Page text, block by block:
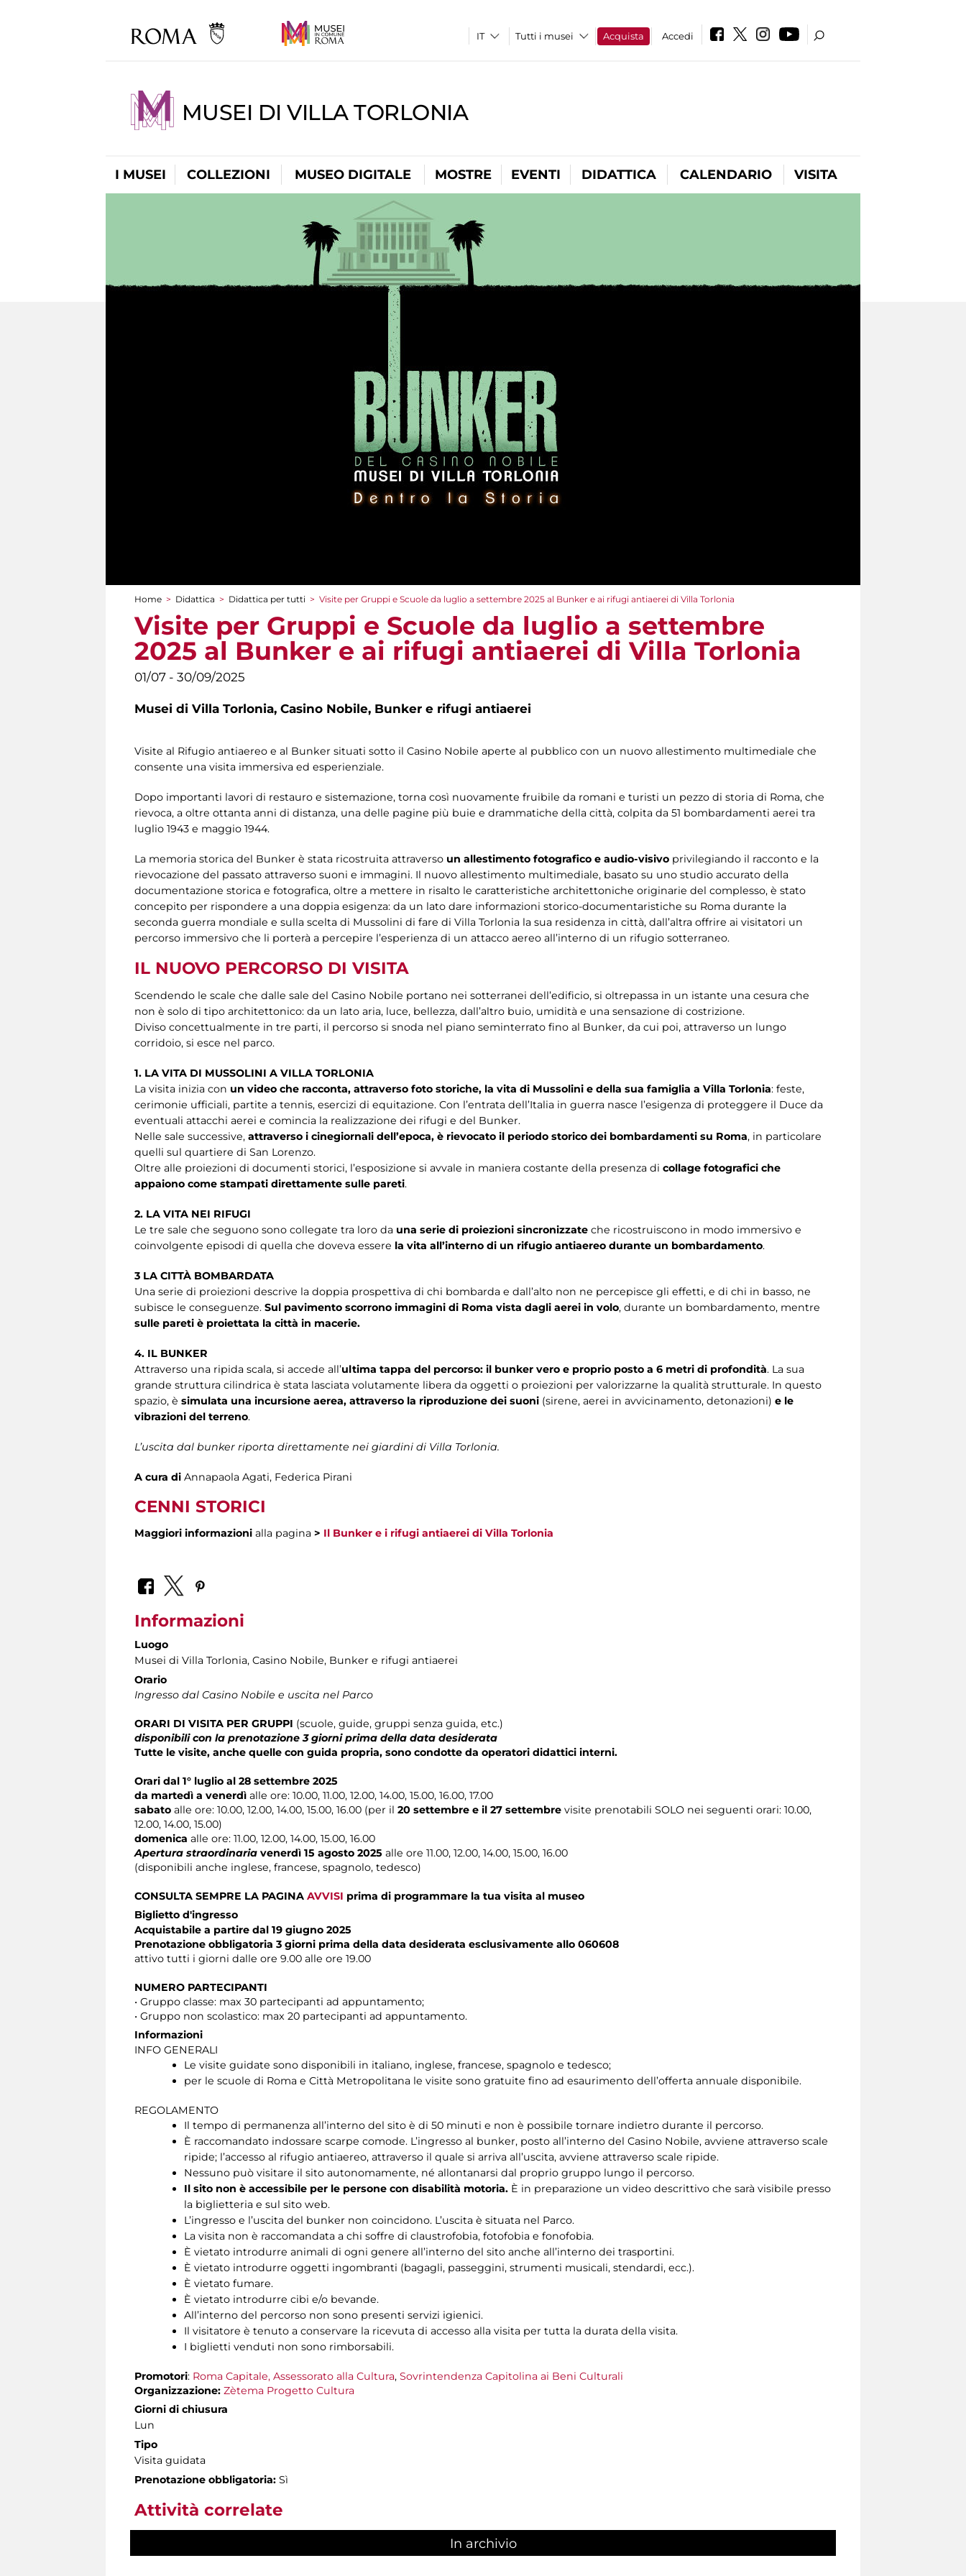
Tutti i musei Acquista Accedi
MUSEI DI VILLA TORLONIA
I MUSEI COLLEZIONI MUSEO DIGITALE MOSTRE EVENTI DIDATTICA CALENDARIO VISITA
Tu sei qui
Home > Didattica > Didattica per tutti > Visite per Gruppi e Scuole da luglio a settembre 2025 al Bunker e ai rifugi antiaerei di Villa Torlonia
Visite per Gruppi e Scuole da luglio a settembre
2025 al Bunker e ai rifugi antiaerei di Villa Torlonia
01/07 - 30/09/2025
Musei di Villa Torlonia, Casino Nobile, Bunker e rifugi antiaerei
Visite al Rifugio antiaereo e al Bunker situati sotto il Casino Nobile aperte al pubblico con un nuovo allestimento multimediale che
consente una visita immersiva ed esperienziale.
Dopo importanti lavori di restauro e sistemazione, torna così nuovamente fruibile da romani e turisti un pezzo di storia di Roma, che
rievoca, a oltre ottanta anni di distanza, una delle pagine più buie e drammatiche della città, colpita da 51 bombardamenti aerei tra
luglio 1943 e maggio 1944.
La memoria storica del Bunker è stata ricostruita attraverso un allestimento fotografico e audio-visivo privilegiando il racconto e la
rievocazione del passato attraverso suoni e immagini. Il nuovo allestimento multimediale, basato su uno studio accurato della
documentazione storica e fotografica, oltre a mettere in risalto le caratteristiche architettoniche originarie del complesso, è stato
concepito per rispondere a una doppia esigenza: da un lato dare informazioni storico-documentaristiche su Roma durante la
seconda guerra mondiale e sulla scelta di Mussolini di fare di Villa Torlonia la sua residenza in città, dall’altra offrire ai visitatori un
percorso immersivo che li porterà a percepire l’esperienza di un attacco aereo all’interno di un rifugio sotterraneo.
IL NUOVO PERCORSO DI VISITA
Scendendo le scale che dalle sale del Casino Nobile portano nei sotterranei dell’edificio, si oltrepassa in un istante una cesura che
non è solo di tipo architettonico: da un lato aria, luce, bellezza, dall’altro buio, umidità e una sensazione di costrizione.
Diviso concettualmente in tre parti, il percorso si snoda nel piano seminterrato fino al Bunker, da cui poi, attraverso un lungo
corridoio, si esce nel parco.
1. LA VITA DI MUSSOLINI A VILLA TORLONIA
La visita inizia con un video che racconta, attraverso foto storiche, la vita di Mussolini e della sua famiglia a Villa Torlonia: feste,
cerimonie ufficiali, partite a tennis, esercizi di equitazione. Con l’entrata dell’Italia in guerra nasce l’esigenza di proteggere il Duce da
eventuali attacchi aerei e comincia la realizzazione dei rifugi e del Bunker.
Nelle sale successive, attraverso i cinegiornali dell’epoca, è rievocato il periodo storico dei bombardamenti su Roma, in particolare
quelli sul quartiere di San Lorenzo.
Oltre alle proiezioni di documenti storici, l’esposizione si avvale in maniera costante della presenza di collage fotografici che
appaiono come stampati direttamente sulle pareti.
2. LA VITA NEI RIFUGI
Le tre sale che seguono sono collegate tra loro da una serie di proiezioni sincronizzate che ricostruiscono in modo immersivo e
coinvolgente episodi di quella che doveva essere la vita all’interno di un rifugio antiaereo durante un bombardamento.
3 LA CITTÀ BOMBARDATA
Una serie di proiezioni descrive la doppia prospettiva di chi bombarda e dall’alto non ne percepisce gli effetti, e di chi in basso, ne
subisce le conseguenze. Sul pavimento scorrono immagini di Roma vista dagli aerei in volo, durante un bombardamento, mentre
sulle pareti è proiettata la città in macerie.
4. IL BUNKER
Attraverso una ripida scala, si accede all’ultima tappa del percorso: il bunker vero e proprio posto a 6 metri di profondità. La sua
grande struttura cilindrica è stata lasciata volutamente libera da oggetti o proiezioni per valorizzarne la qualità strutturale. In questo
spazio, è simulata una incursione aerea, attraverso la riproduzione dei suoni (sirene, aerei in avvicinamento, detonazioni) e le
vibrazioni del terreno.
L’uscita dal bunker riporta direttamente nei giardini di Villa Torlonia.
A cura di Annapaola Agati, Federica Pirani
CENNI STORICI
Maggiori informazioni alla pagina > Il Bunker e i rifugi antiaerei di Villa Torlonia
Informazioni
Luogo
Musei di Villa Torlonia, Casino Nobile, Bunker e rifugi antiaerei
Orario
Ingresso dal Casino Nobile e uscita nel Parco
ORARI DI VISITA PER GRUPPI (scuole, guide, gruppi senza guida, etc.)
disponibili con la prenotazione 3 giorni prima della data desiderata
Tutte le visite, anche quelle con guida propria, sono condotte da operatori didattici interni.
Orari dal 1° luglio al 28 settembre 2025
da martedì a venerdì alle ore: 10.00, 11.00, 12.00, 14.00, 15.00, 16.00, 17.00
sabato alle ore: 10.00, 12.00, 14.00, 15.00, 16.00 (per il 20 settembre e il 27 settembre visite prenotabili SOLO nei seguenti orari: 10.00,
12.00, 14.00, 15.00)
domenica alle ore: 11.00, 12.00, 14.00, 15.00, 16.00
Apertura straordinaria venerdì 15 agosto 2025 alle ore 11.00, 12.00, 14.00, 15.00, 16.00
(disponibili anche inglese, francese, spagnolo, tedesco)
CONSULTA SEMPRE LA PAGINA AVVISI prima di programmare la tua visita al museo
Biglietto d'ingresso
Acquistabile a partire dal 19 giugno 2025
Prenotazione obbligatoria 3 giorni prima della data desiderata esclusivamente allo 060608
attivo tutti i giorni dalle ore 9.00 alle ore 19.00
NUMERO PARTECIPANTI
• Gruppo classe: max 30 partecipanti ad appuntamento;
• Gruppo non scolastico: max 20 partecipanti ad appuntamento.
Informazioni
INFO GENERALI
Le visite guidate sono disponibili in italiano, inglese, francese, spagnolo e tedesco;
per le scuole di Roma e Città Metropolitana le visite sono gratuite fino ad esaurimento dell’offerta annuale disponibile.
REGOLAMENTO
Il tempo di permanenza all’interno del sito è di 50 minuti e non è possibile tornare indietro durante il percorso.
È raccomandato indossare scarpe comode. L’ingresso al bunker, posto all’interno del Casino Nobile, avviene attraverso scale
ripide; l’accesso al rifugio antiaereo, attraverso il quale si arriva all’uscita, avviene attraverso scale ripide.
Nessuno può visitare il sito autonomamente, né allontanarsi dal proprio gruppo lungo il percorso.
Il sito non è accessibile per le persone con disabilità motoria.È in preparazione un video descrittivo che sarà visibile presso
la biglietteria e sul sito web.
L’ingresso e l’uscita del bunker non coincidono. L’uscita è situata nel Parco.
La visita non è raccomandata a chi soffre di claustrofobia, fotofobia e fonofobia.
È vietato introdurre animali di ogni genere all’interno del sito anche all’interno dei trasportini.
È vietato introdurre oggetti ingombranti (bagagli, passeggini, strumenti musicali, stendardi, ecc.).
È vietato fumare.
È vietato introdurre cibi e/o bevande.
All’interno del percorso non sono presenti servizi igienici.
Il visitatore è tenuto a conservare la ricevuta di accesso alla visita per tutta la durata della visita.
I biglietti venduti non sono rimborsabili.
Promotori: Roma Capitale, Assessorato alla Cultura, Sovrintendenza Capitolina ai Beni Culturali
Organizzazione: Zètema Progetto Cultura
Giorni di chiusura
Lun
Tipo
Visita guidata
Prenotazione obbligatoria: Sì
Attività correlate
In archivio